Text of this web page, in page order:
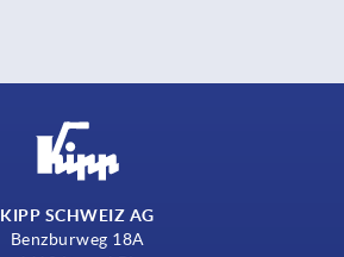
KIPP SCHWEIZ AG
Benzburweg 18A